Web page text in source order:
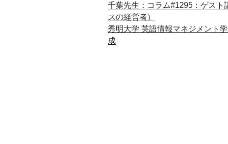
千葉先生：コラム#1295：ゲス
スの経営者）
秀明大学 英語情報マネジメント
成